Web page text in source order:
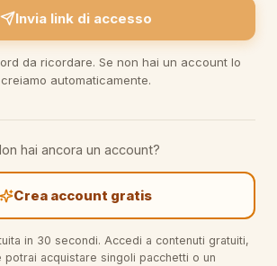
Invia link di accesso
da ricordare. Se non hai un account lo
creiamo automaticamente.
hai ancora un account?
Crea account gratis
in 30 secondi. Accedi a contenuti gratuiti,
potrai acquistare singoli pacchetti o un